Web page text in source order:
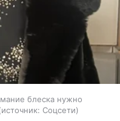
блеска нужно
источник: Соцсети